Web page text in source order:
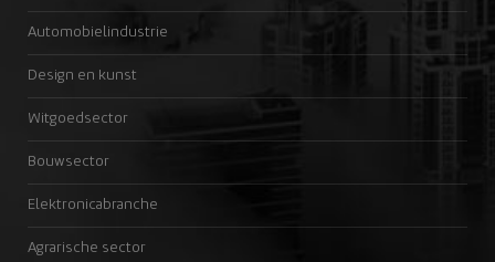
Automobielindustrie
Design en kunst
Witgoedsector
Bouwsector
Elektronicabranche
Agrarische sector